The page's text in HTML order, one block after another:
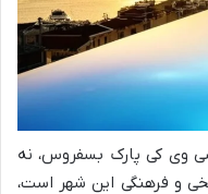
وی کی پارک بسفروس، نه
و فرهنگی این شهر است،